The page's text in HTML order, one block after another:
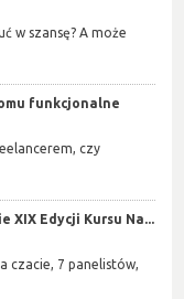
w szansę? A może
funkcjonalne
czy
XIX Edycji Kursu Na...
czacie, 7 panelistów,